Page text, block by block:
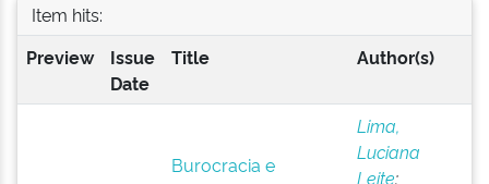
Item hits:
Preview
Issue
Date
Title Author(s)
Burocracia e
Lima,
Luciana
Leite;